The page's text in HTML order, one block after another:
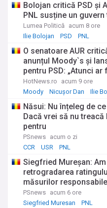
Bolojan critică PSD și
PNL susține un
Lumea Politică acum 8 ore
Ilie Bolojan
PSD PNL
O senatoare AUR
anunțul Moody`s și
pentru PSD: „Atunci
HotNews.ro
acum 9 ore
Moody
Nicușor Dan Ilie
Năsui: Nu înțeleg de
Dacă vrei să nu
pentru
PSnews acum o zi
CCR
USR PNL
Siegfried Mureşan:
retrogradarea
măsurilor
PSnews acum 6 ore
Siegfried Muresan
PNL